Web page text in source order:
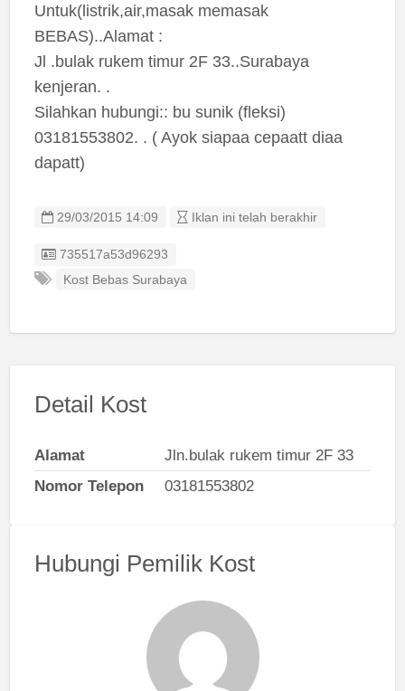
Untuk(listrik,air,masak memasak
BEBAS)..Alamat :
Jl .bulak rukem timur 2F 33..Surabaya
kenjeran. .
Silahkan hubungi:: bu sunik (fleksi)
03181553802. . ( Ayok siapaa cepaatt diaa
dapatt)
29/03/2015 14:09 Iklan ini telah berakhir
Listing ID
735517a53d96293
Kost Bebas Surabaya
Detail Kost
Alamat
Jln.bulak rukem timur 2F 33
Nomor Telepon
03181553802
Hubungi Pemilik Kost